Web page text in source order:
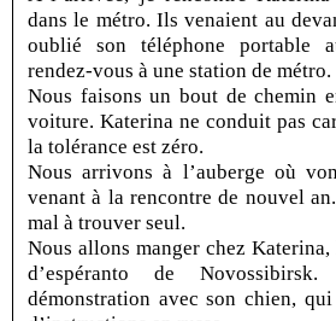
dans le métro. Ils venaient au
oublié son téléphone portable
rendez-vous à une station de métro.
Nous faisons un bout de chemin
voiture. Katerina ne conduit pas
la tolérance est zéro.
Nous arrivons à l’auberge où
venant à la rencontre de nouvel
mal à trouver seul.
Nous allons manger chez
d’espéranto de
démonstration avec son chien,